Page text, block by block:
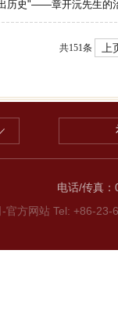
历史"——章开沅先生的
共151条 上
电话/传真
官方网站 Tel: +86-23-